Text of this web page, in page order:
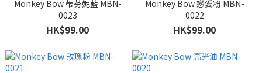
Monkey Bow 蒂芬妮藍 MBN-
0023
HK$99.00
Monkey Bow 戀愛粉 MBN-
0022
HK$99.00